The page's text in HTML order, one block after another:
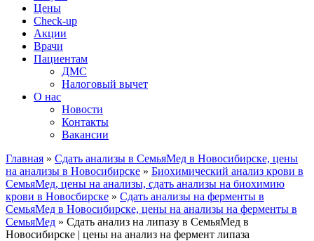
Цены
Check-up
Акции
Врачи
Пациентам
ДМС
Налоговый вычет
О нас
Новости
Контакты
Вакансии
Главная » Сдать анализы в СемьяМед в Новосибирске, цены
на анализы в Новосибирске » Биохимический анализ крови в
СемьяМед, цены на анализы, сдать анализы на биохимию
крови в Новосбирске » Сдать анализы на ферменты в
СемьяМед в Новосибирске, цены на анализы на ферменты в
СемьяМед » Сдать анализ на липазу в СемьяМед в
Новосибирске | цены на анализ на фермент липаза